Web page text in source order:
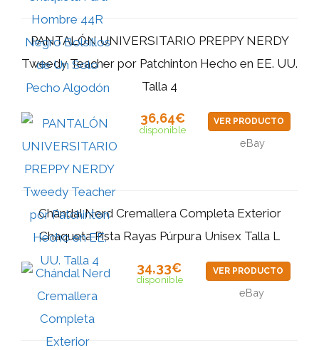
PANTALÓN UNIVERSITARIO PREPPY NERDY
Tweedy Teacher por Patchinton Hecho en EE. UU.
Talla 4
36,64€
disponible
VER PRODUCTO
eBay
Chándal Nerd Cremallera Completa Exterior
Chaqueta Pista Rayas Púrpura Unisex Talla L
34,33€
disponible
VER PRODUCTO
eBay